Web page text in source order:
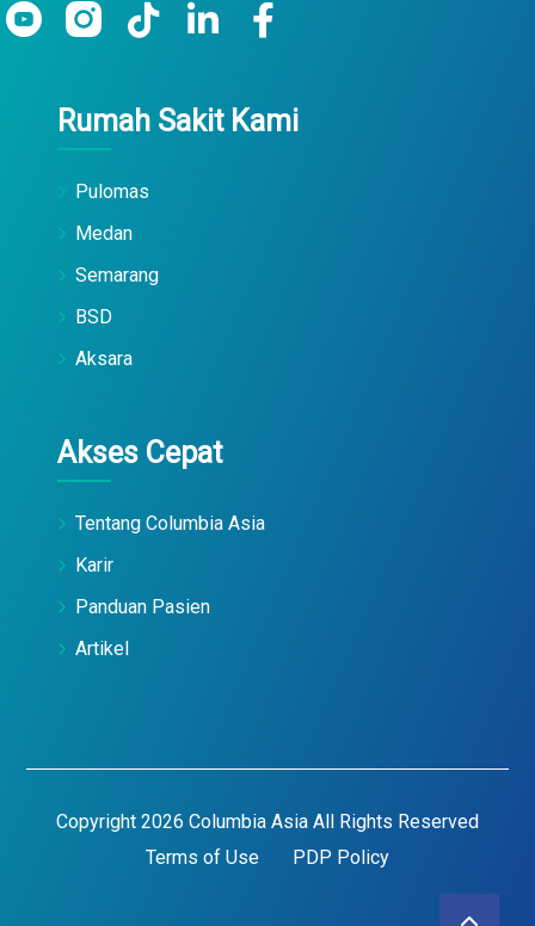
Rumah Sakit Kami
Pulomas
Medan
Semarang
BSD
Aksara
Akses Cepat
Tentang Columbia Asia
Karir
Panduan Pasien
Artikel
Copyright 2026 Columbia Asia All Rights Reserved
Terms of Use
PDP Policy